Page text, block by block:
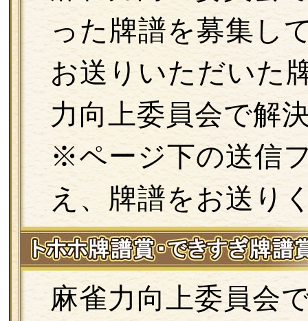
った牌譜を募集し
お送りいただいた
力向上委員会で解
※ページ下の送信
え、牌譜をお送り
麻雀力向上委員会